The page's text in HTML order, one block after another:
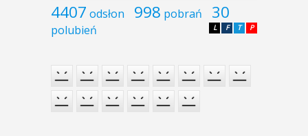
4407 odsłon 998 pobrań 30
polubień P
T
F
L